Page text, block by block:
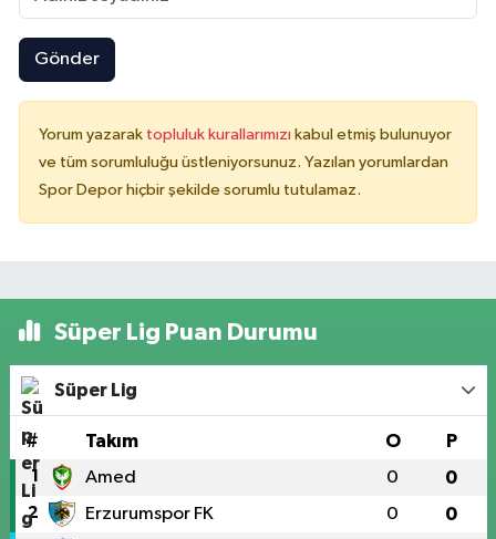
Gönder
Yorum yazarak topluluk kurallarımızı kabul etmiş bulunuyor
ve tüm sorumluluğu üstleniyorsunuz. Yazılan yorumlardan
Spor Depor hiçbir şekilde sorumlu tutulamaz.
Süper Lig Puan Durumu
Süper Lig
# Takım O P
1 Amed 0 0
2 Erzurumspor FK 0 0